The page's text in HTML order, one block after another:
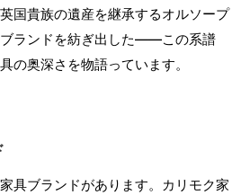
国貴族の遺産を継承するオルソープ
ランドを紡ぎ出した——この系譜
の奥深さを物語っています。
具ブランドがあります。カリモク家